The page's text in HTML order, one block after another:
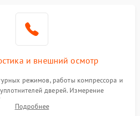
и внешний осмотр
режимов, работы компрессора и
дверей. Измерение
мотора, проверка термостата и
ошибок с электронного дисплея.
Подробнее